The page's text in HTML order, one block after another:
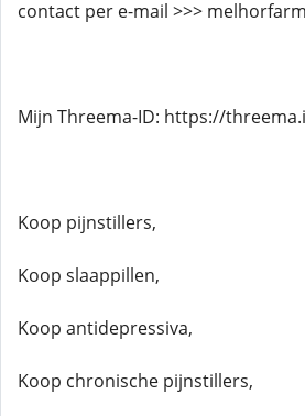
contact per e-mail >>>
Mijn Threema-ID: https://
Koop pijnstillers,
Koop slaappillen,
Koop antidepressiva,
Koop chronische pijnstillers,